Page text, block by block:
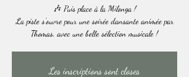
🎶 Puis place à la Milonga !
La piste s’ouvre pour une soirée dansante animée par
Thomas, avec une belle sélection musicale !
Les inscriptions sont closes